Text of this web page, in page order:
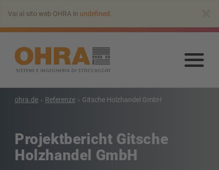
all’indice
principale
Vai al sito web OHRA in undefined
Vai
ohra.de Referenze Gitsche Holzhandel GmbH
Projektbericht Gitsche
Holzhandel GmbH